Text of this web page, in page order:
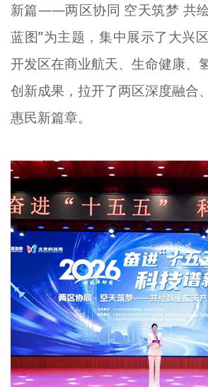
新篇——两区协同 空天筑梦 共
蓝图”为主题，集中展示了大兴
开发区在商业航天、生命健康、
创新成果，拉开了两区深度融合
惠民新篇章。